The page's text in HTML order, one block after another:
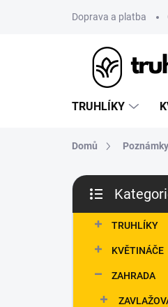
Doprava a platba
TRUHLÍKY
Domů
P
s
kategorie
TRUHLÍKY
KVĚTINÁČE
ZAHRADA